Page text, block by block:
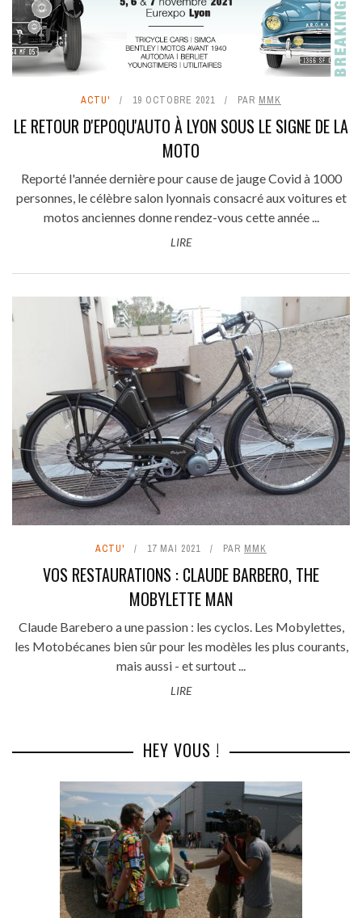
ACTU' 19 OCTOBRE 2021 PAR MMK
LE RETOUR D'EPOQU'AUTO À LYON SOUS LE SIGNE DE LA
MOTO
Reporté l'année dernière pour cause de jauge Covid à 1000
personnes, le célèbre salon lyonnais consacré aux voitures et
motos anciennes donne rendez-vous cette année ...
LIRE
ACTU' 17 MAI 2021 PAR MMK
VOS RESTAURATIONS : CLAUDE BARBERO, THE
MOBYLETTE MAN
Claude Barebero a une passion : les cyclos. Les Mobylettes,
les Motobécanes bien sûr pour les modèles les plus courants,
mais aussi - et surtout ...
LIRE
HEY VOUS !